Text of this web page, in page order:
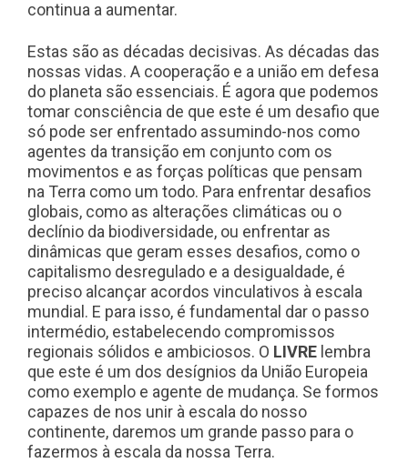
continua a aumentar.
Estas são as décadas decisivas. As décadas das
nossas vidas. A cooperação e a união em defesa
do planeta são essenciais. É agora que podemos
tomar consciência de que este é um desafio que
só pode ser enfrentado assumindo-nos como
agentes da transição em conjunto com os
movimentos e as forças políticas que pensam
na Terra como um todo. Para enfrentar desafios
globais, como as alterações climáticas ou o
declínio da biodiversidade, ou enfrentar as
dinâmicas que geram esses desafios, como o
capitalismo desregulado e a desigualdade, é
preciso alcançar acordos vinculativos à escala
mundial. E para isso, é fundamental dar o passo
intermédio, estabelecendo compromissos
regionais sólidos e ambiciosos. O LIVRE lembra
que este é um dos desígnios da União Europeia
como exemplo e agente de mudança. Se formos
capazes de nos unir à escala do nosso
continente, daremos um grande passo para o
fazermos à escala da nossa Terra.